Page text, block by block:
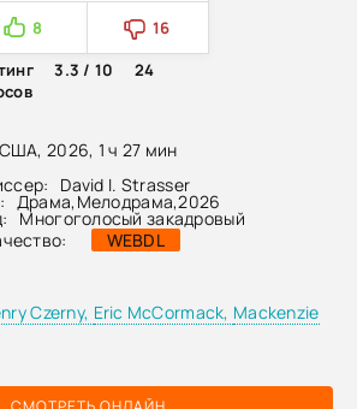
США, 2026, 1 ч 27 мин
David I. Strasser
Драма, Мелодрама,2026
Многоголосый закадровый
WEBDL
8
16
3.3 / 10
24
Czerny, Eric McCormack, Mackenzie